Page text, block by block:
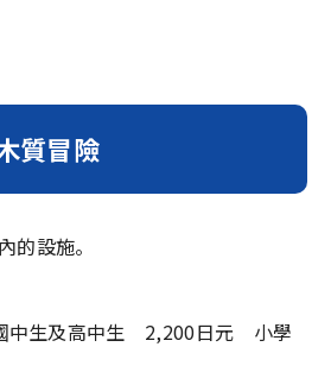
質冒險
的設施。
生及高中生 2,200日元 小學